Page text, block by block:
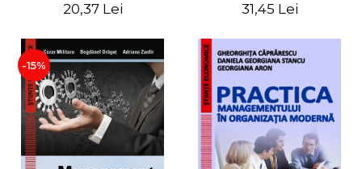
20,37 Lei 31,45 Lei
-15%